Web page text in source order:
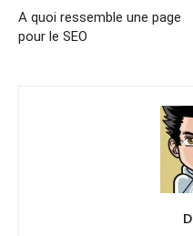
A quoi ressemble une page
pour le SEO